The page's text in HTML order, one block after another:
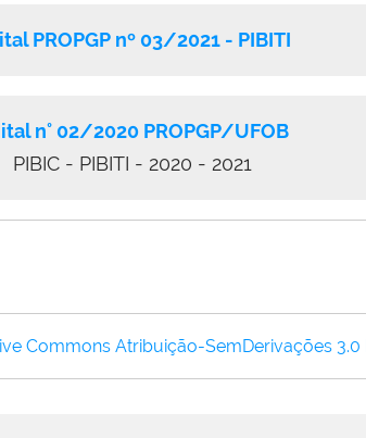
PROPGP nº 03/2021 - PIBITI
n° 02/2020 PROPGP/UFOB
PIBIC - PIBITI - 2020 - 2021
Commons Atribuição-SemDerivações